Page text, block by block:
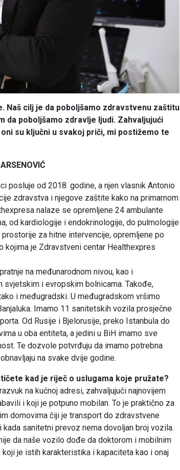
Naš cilj je da poboljšamo zdravstvenu zaštitu
poboljšamo zdravlje ljudi. Zahvaljujući
su ključni u svakoj priči, mi postižemo te
posluje od 2018. godine, a njen vlasnik Antonio
zdravstva i njegove zaštite kako na primarnom
nalaze se opremljene 24 ambulante
od kardiologije i endokrinologije, do pulmologije
za hitne intervencije, opremljene po
kojima je Zdravstveni centar Healthexpres
na međunarodnom nivou, kao i
svjetskim i evropskim bolnicama. Takođe,
i međugradski. U međugradskom vršimo
Imamo 11 sanitetskih vozila prosječne
Od Rusije i Bjelorusije, preko Istanbula do
u oba entiteta, a jedini u BiH imamo sve
Te dozvole potvrđuju da imamo potrebna
na svake dvije godine.
kad je riječ o uslugama koje pružate?
na kućnoj adresi, zahvaljujući najnovijem
i koji je potpuno mobilan. To je praktično za
domovima čiji je transport do zdravstvene
sanitetni prevoz nema dovoljan broj vozila.
da naše vozilo dođe da doktorom i mobilnim
koji je istih karakteristika i kapaciteta kao i onaj